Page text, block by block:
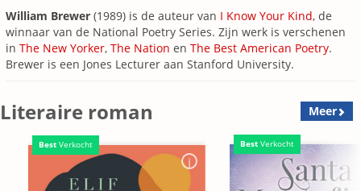
William Brewer (1989) is de auteur van I Know Your Kind, de
winnaar van de National Poetry Series. Zijn werk is verschenen
in The New Yorker, The Nation en The Best American Poetry.
Brewer is een Jones Lecturer aan Stanford University.
Literaire roman Meer
Best Verkocht Best Verkocht